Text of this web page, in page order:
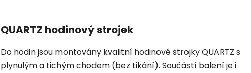
QUARTZ hodinový strojek
Do hodin jsou montovány kvalitní hodinové strojky QUARTZ s
plynulým a tichým chodem (bez tikání). Součástí balení je i